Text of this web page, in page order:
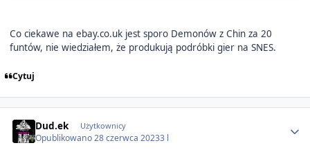
Co ciekawe na ebay.co.uk jest sporo Demonów z Chin za 20
funtów, nie wiedziałem, że produkują podróbki gier na SNES.
Cytuj
Dud.ek Użytkownicy
Opublikowano28 czerwca 20233 l